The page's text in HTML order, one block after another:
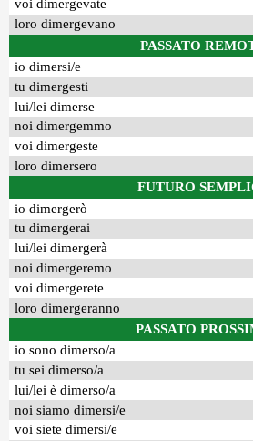
voi dimergevate
loro dimergevano
PASSATO
io dimersi/e
tu dimergesti
lui/lei dimerse
noi dimergemmo
voi dimergeste
loro dimersero
FUTURO
io dimergerò
tu dimergerai
lui/lei dimergerà
noi dimergeremo
voi dimergerete
loro dimergeranno
PASSATO
io sono dimerso/a
tu sei dimerso/a
lui/lei è dimerso/a
noi siamo dimersi/e
voi siete dimersi/e